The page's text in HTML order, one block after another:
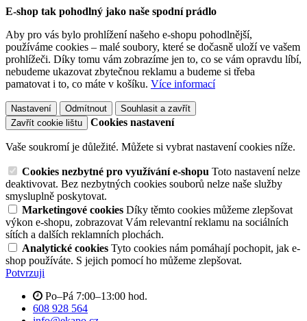
E-shop tak pohodlný jako naše spodní prádlo
Aby pro vás bylo prohlížení našeho e-shopu pohodlnější,
používáme cookies – malé soubory, které se dočasně uloží ve vašem
prohlížeči. Díky tomu vám zobrazíme jen to, co se vám opravdu líbí,
nebudeme ukazovat zbytečnou reklamu a budeme si třeba
pamatovat i to, co máte v košíku. Více informací
Nastavení Odmítnout
Souhlasit a zavřít
Zavřít cookie lištu
Cookies nastavení
Vaše soukromí je důležité. Můžete si vybrat nastavení cookies níže.
Cookies nezbytné pro využívání e-shopu Toto nastavení nelze
deaktivovat. Bez nezbytných cookies souborů nelze naše služby
smysluplně poskytovat.
Marketingové cookies Díky těmto cookies můžeme zlepšovat
výkon e-shopu, zobrazovat Vám relevantní reklamu na sociálních
sítích a dalších reklamních plochách.
Analytické cookies Tyto cookies nám pomáhají pochopit, jak e-
shop používáte. S jejich pomocí ho můžeme zlepšovat.
Potvrzuji
Po–Pá 7:00–13:00 hod.
608 928 564